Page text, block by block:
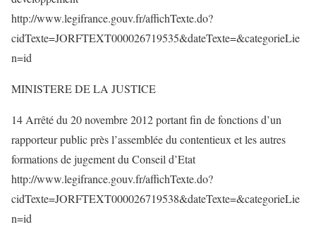
http://www.legifrance.gouv.fr/affichTexte.do?
cidTexte=JORFTEXT000026719535&dateTexte=&categorieLie
n=id
MINISTERE DE LA JUSTICE
14 Arrêté du 20 novembre 2012 portant fin de fonctions d’un
rapporteur public près l’assemblée du contentieux et les autres
formations de jugement du Conseil d’Etat
http://www.legifrance.gouv.fr/affichTexte.do?
cidTexte=JORFTEXT000026719538&dateTexte=&categorieLie
n=id